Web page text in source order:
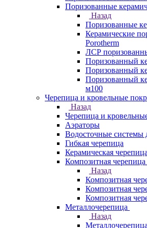
Поризованные
Назад
Поризованные
Керамические
Porotherm
ЛСР
Поризованный
Поризованный
Поризованный
м100
Черепица и кровельные
Назад
Черепица и
Аэраторы
Водосточные системы
Гибкая черепица
Керамическая черепица
Композитная черепица
Назад
Композитная
Композитная
Композитная
Металлочерепица
Назад
Металлочерепица